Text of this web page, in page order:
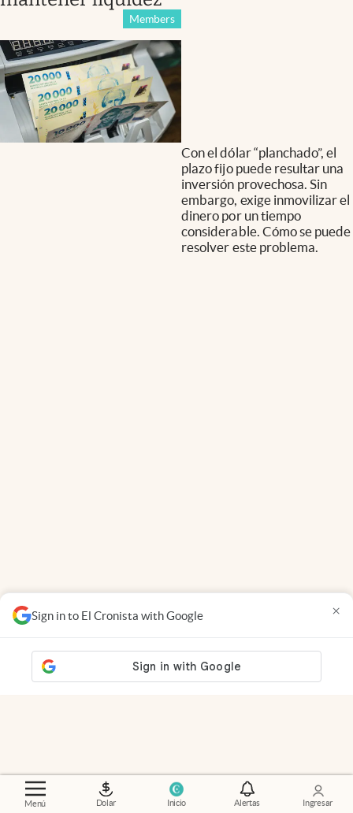
Menú Dolar Inicio Alertas Ingresar
Sign in to El Cronista with Google ×
Members
Con el dólar “planchado”, el
plazo fijo puede resultar una
inversión provechosa. Sin
embargo, exige inmovilizar el
dinero por un tiempo
considerable. Cómo se puede
resolver este problema.
Radiografía
El mapa de la deuda: provincia por